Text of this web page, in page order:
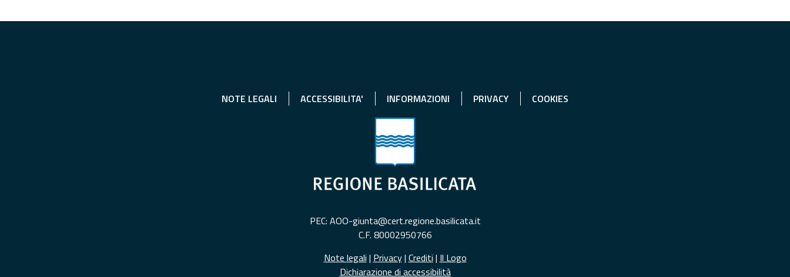
NOTE LEGALI ACCESSIBILITA' INFORMAZIONI PRIVACY COOKIES
PEC: AOO-giunta@cert.regione.basilicata.it
C.F. 80002950766
Note legali | Privacy| Crediti | Il Logo
Dichiarazione di accessibilità